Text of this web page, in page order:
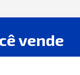
vende